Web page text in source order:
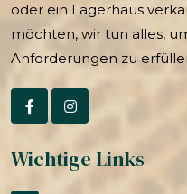
oder ein Lagerhaus
möchten, wir tun alles,
Anforderungen zu
Wichtige Links